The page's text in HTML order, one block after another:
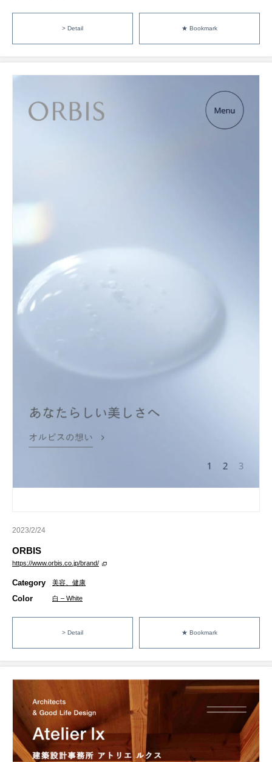
> Detail ★ Bookmark
2023/2/24
ORBIS
https://www.orbis.co.jp/brand/
Category 美容、健康
Color 白 – White
> Detail ★ Bookmark